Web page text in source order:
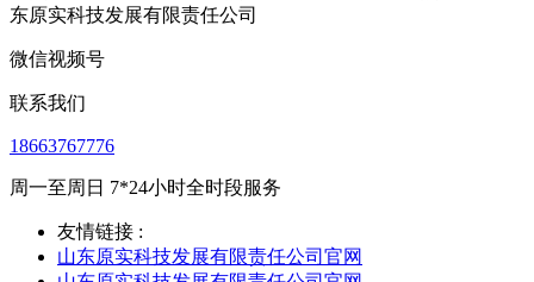
微信视频号
联系我们
18663767776
周一至周日 7*24小时全时段服务
友情链接 :
山东原实科技发展有限责任公司官网